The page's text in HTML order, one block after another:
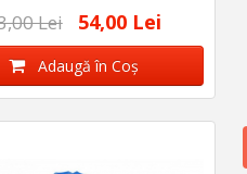
Lei 54,00 Lei
Adaugă în Coş